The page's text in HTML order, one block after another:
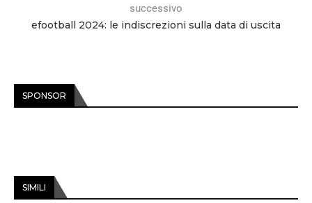
successivo
efootball 2024: le indiscrezioni sulla data di uscita
SPONSOR
SIMILI